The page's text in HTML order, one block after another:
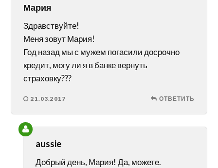
Мария
Здравствуйте!
Меня зовут Мария!
Год назад мы с мужем погасили досрочно
кредит, могу ли я в банке вернуть
страховку???
21.03.2017 ОТВЕТИТЬ
aussie
Добрый день, Мария! Да, можете.